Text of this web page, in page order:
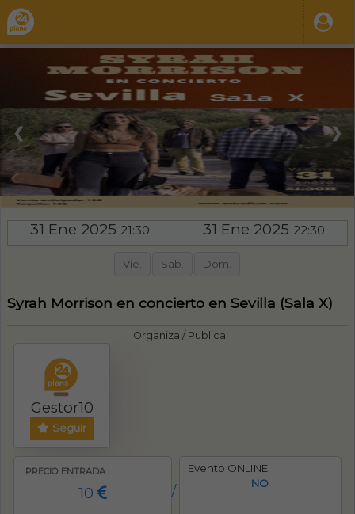
❮ ❯
31 Ene 2025 21:30 - 31 Ene 2025 22:30
Vie. Sab. Dom.
Syrah Morrison en concierto en Sevilla (Sala X)
Organiza / Publica:
Gestor10
Seguir
PRECIO ENTRADA
10 /
Evento ONLINE
NO